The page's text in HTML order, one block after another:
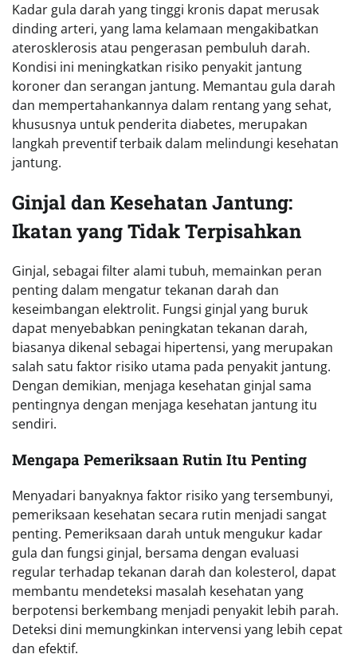
Kadar gula darah yang tinggi kronis dapat merusak
dinding arteri, yang lama kelamaan mengakibatkan
aterosklerosis atau pengerasan pembuluh darah.
Kondisi ini meningkatkan risiko penyakit jantung
koroner dan serangan jantung. Memantau gula darah
dan mempertahankannya dalam rentang yang sehat,
khususnya untuk penderita diabetes, merupakan
langkah preventif terbaik dalam melindungi kesehatan
jantung.
Ginjal dan Kesehatan Jantung:
Ikatan yang Tidak Terpisahkan
Ginjal, sebagai filter alami tubuh, memainkan peran
penting dalam mengatur tekanan darah dan
keseimbangan elektrolit. Fungsi ginjal yang buruk
dapat menyebabkan peningkatan tekanan darah,
biasanya dikenal sebagai hipertensi, yang merupakan
salah satu faktor risiko utama pada penyakit jantung.
Dengan demikian, menjaga kesehatan ginjal sama
pentingnya dengan menjaga kesehatan jantung itu
sendiri.
Mengapa Pemeriksaan Rutin Itu Penting
Menyadari banyaknya faktor risiko yang tersembunyi,
pemeriksaan kesehatan secara rutin menjadi sangat
penting. Pemeriksaan darah untuk mengukur kadar
gula dan fungsi ginjal, bersama dengan evaluasi
regular terhadap tekanan darah dan kolesterol, dapat
membantu mendeteksi masalah kesehatan yang
berpotensi berkembang menjadi penyakit lebih parah.
Deteksi dini memungkinkan intervensi yang lebih cepat
dan efektif.